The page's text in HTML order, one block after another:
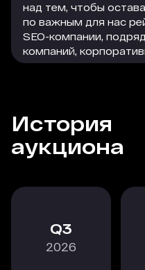
над тем, чтобы
по важным для нас
SEO-компании,
компаний,
параллельно с этим
трафика на сайт. Этот
конвертируется в
благодарных
В текущей
том числе по
что коллеги из
РАСКРЫТЬ
История
аукциона
3
2026